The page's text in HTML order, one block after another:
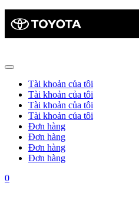
Tài khoản của tôi
Tài khoản của tôi
Tài khoản của tôi
Tài khoản của tôi
Đơn hàng
Đơn hàng
Đơn hàng
Đơn hàng
0